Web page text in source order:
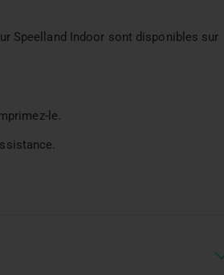
Speelland Indoor sont disponibles sur
le.